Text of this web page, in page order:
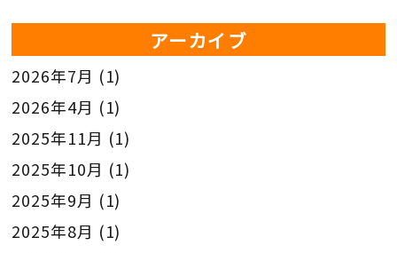
アーカイブ
2026年7月 (1)
2026年4月 (1)
2025年11月 (1)
2025年10月 (1)
2025年9月 (1)
2025年8月 (1)